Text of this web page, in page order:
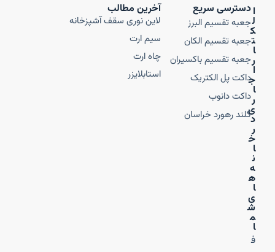
ا
ل
ک
ت
ا
ر
ا
ج
ا
ر
ی
د
ر
خ
ا
ن
ه‌
ه
ا
ی
ش
م
ا
ف
دسترسی سریع
جعبه تقسیم البرز
جعبه تقسیم الکان
جعبه تقسیم باکسیران
داکت پل الکتریک
داکت دانوب
گلند رهورد خراسان
آخرین مطالب
لاین نوری سقف آشپزخانه
سیم ارت
چاه ارت
استابلایزر